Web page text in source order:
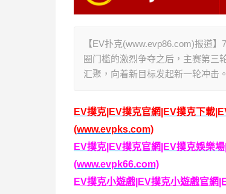
【EV扑克(www.evp86.com)报道
圈门槛的激烈争夺之后，主赛第三
汇聚，向着新目标发起新一轮冲击。
EV撲克|EV撲克官網|EV撲克下載
(www.evpks.com)
EV撲克|EV撲克官網|EV撲克娛樂
(www.evpk66.com)
EV撲克小遊戲|EV撲克小遊戲官